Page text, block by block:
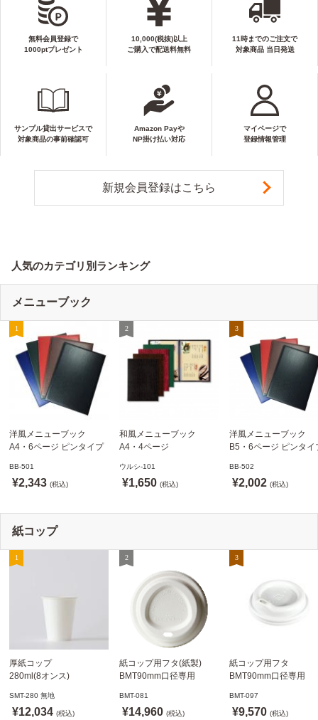
無料会員登録で
1000ptプレゼント
10,000(税抜)以上
ご購入で配送料無料
11時までのご注文で
対象商品 当日発送
サンプル貸出サービスで
対象商品の事前確認可
Amazon Payや
NP掛け払い対応
マイページで
登録情報管理
新規会員登録はこちら
人気のカテゴリ別ランキング
メニューブック
洋風メニューブック
A4・6ページ ピンタイプ
ニュー えいむ(Aim)【当日
発送可】
BB-501
¥2,343 (税込)
和風メニューブック
A4・4ページ
ウルシ-101 シンビ
(SHIMBI)【当日発送可】
ウルシ-101
¥1,650 (税込)
洋風メニューブック
B5・6ページ ピンタイ
ニュー6P えいむ(Aim)
BB-502
¥2,002 (税込)
紙コップ
厚紙コップ
280ml(8オンス)
SMT-280 無地
※沖縄・離島 送料別途
SMT-280 無地
¥12,034 (税込)
紙コップ用フタ(紙製)
BMT90mm口径専用
ドリンキングリッド
※適合品番あり ※沖縄・
BMT-081
¥14,960 (税込)
紙コップ用フタ
BMT90mm口径専用
ノーストローフタ
※適合品番あり ※沖縄
BMT-097
¥9,570 (税込)